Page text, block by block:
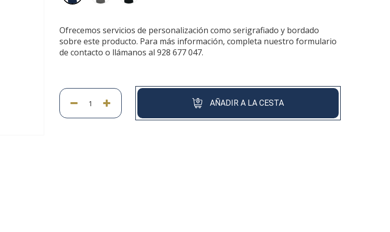
Ofrecemos servicios de personalización como serigrafiado y bordado
sobre este producto. Para más información, completa nuestro formulario
de contacto o llámanos al 928 677 047.
AÑADIR A LA CESTA